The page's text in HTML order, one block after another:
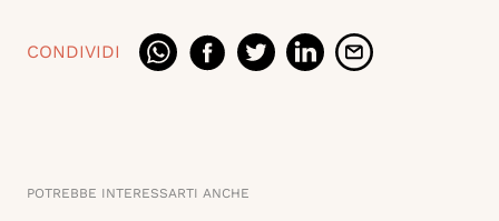
CONDIVIDI
POTREBBE INTERESSARTI ANCHE